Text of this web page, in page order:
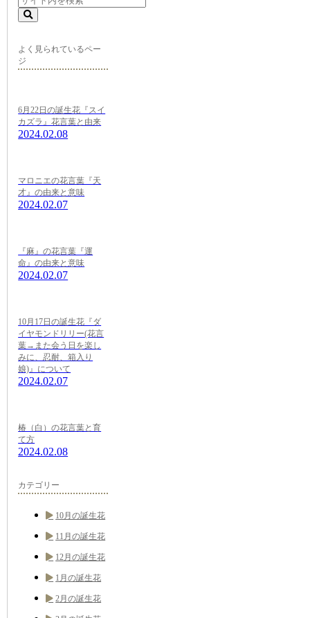
よく見られているペー
ジ
6月22日の誕生花『スイ
カズラ』花言葉と由来
2024.02.08
マロニエの花言葉『天
才』の由来と意味
2024.02.07
『麻』の花言葉『運
命』の由来と意味
2024.02.07
10月17日の誕生花『ダ
イヤモンドリリー(花言
葉→また会う日を楽し
みに、忍耐、箱入り
娘)』について
2024.02.07
椿（白）の花言葉と育
て方
2024.02.08
カテゴリー
10月の誕生花
11月の誕生花
12月の誕生花
1月の誕生花
2月の誕生花